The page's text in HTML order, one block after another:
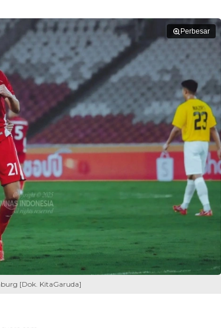
Perbesar
[Dok. KitaGaruda]